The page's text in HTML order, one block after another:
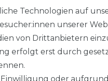
Technologien auf
unserer
von Drittanbietern
erfolgt erst durch
oder